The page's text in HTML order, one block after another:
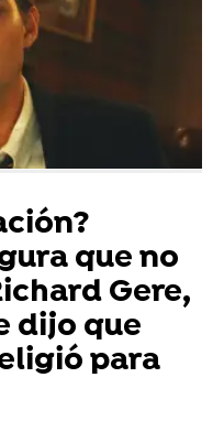
que no
Gere,
dijo que
para